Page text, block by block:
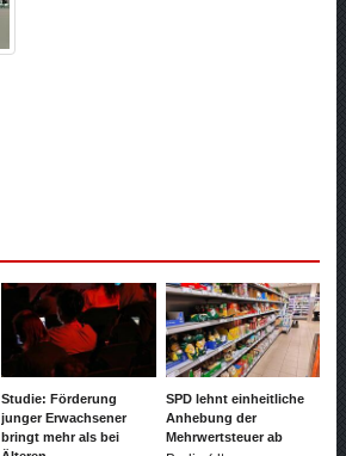
Studie: Förderung
junger Erwachsener
bringt mehr als bei
SPD lehnt einheitliche
Anhebung der
Mehrwertsteuer ab